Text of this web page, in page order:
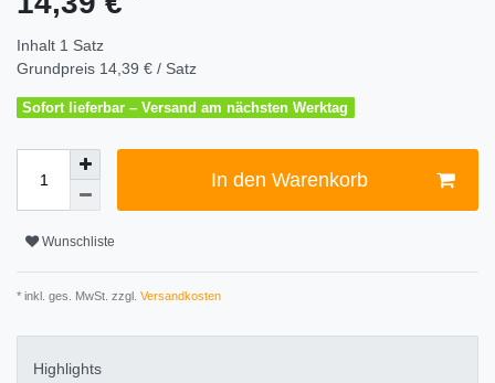
Inhalt 1 Satz
Grundpreis 14,39 € / Satz
Sofort lieferbar – Versand am nächsten Werktag
In den Warenkorb
Wunschliste
* inkl. ges. MwSt. zzgl. Versandkosten
Highlights